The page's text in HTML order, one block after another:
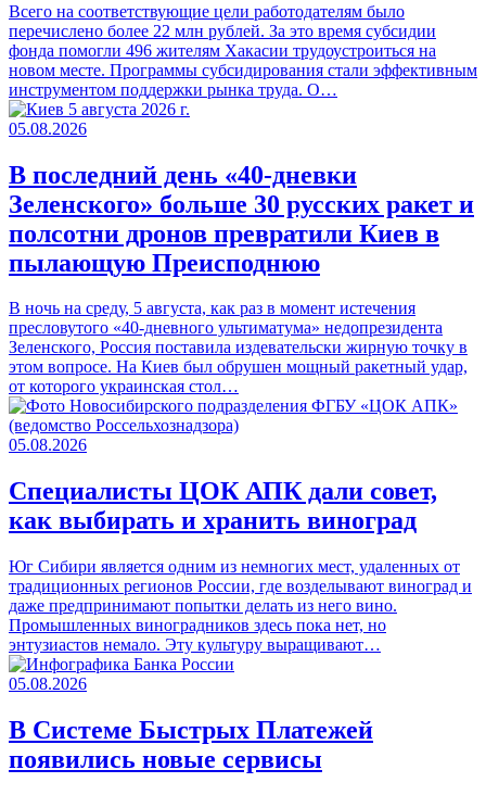
Всего на соответствующие цели работодателям было
перечислено более 22 млн рублей. За это время субсидии
фонда помогли 496 жителям Хакасии трудоустроиться на
новом месте. Программы субсидирования стали эффективным
инструментом поддержки рынка труда. О…
05.08.2026
В последний день «40-дневки
Зеленского» больше 30 русских ракет и
полсотни дронов превратили Киев в
пылающую Преисподнюю
В ночь на среду, 5 августа, как раз в момент истечения
пресловутого «40-дневного ультиматума» недопрезидента
Зеленского, Россия поставила издевательски жирную точку в
этом вопросе. На Киев был обрушен мощный ракетный удар,
от которого украинская стол…
05.08.2026
Специалисты ЦОК АПК дали совет,
как выбирать и хранить виноград
Юг Сибири является одним из немногих мест, удаленных от
традиционных регионов России, где возделывают виноград и
даже предпринимают попытки делать из него вино.
Промышленных виноградников здесь пока нет, но
энтузиастов немало. Эту культуру выращивают…
05.08.2026
В Системе Быстрых Платежей
появились новые сервисы